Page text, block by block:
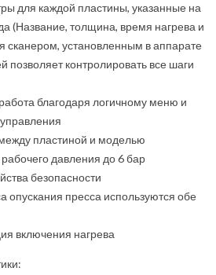
для каждой пластины, указанные на
(Название, толщина, время нагрева и
сканером, установленным в аппарате
позволяет контролировать все шаги
благодаря логичному меню и
пластиной и моделью
давления до 6 бар
безопасности
опускания пресса используются обе
включения нагрева